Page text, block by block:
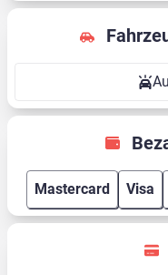
Mastercard Visa